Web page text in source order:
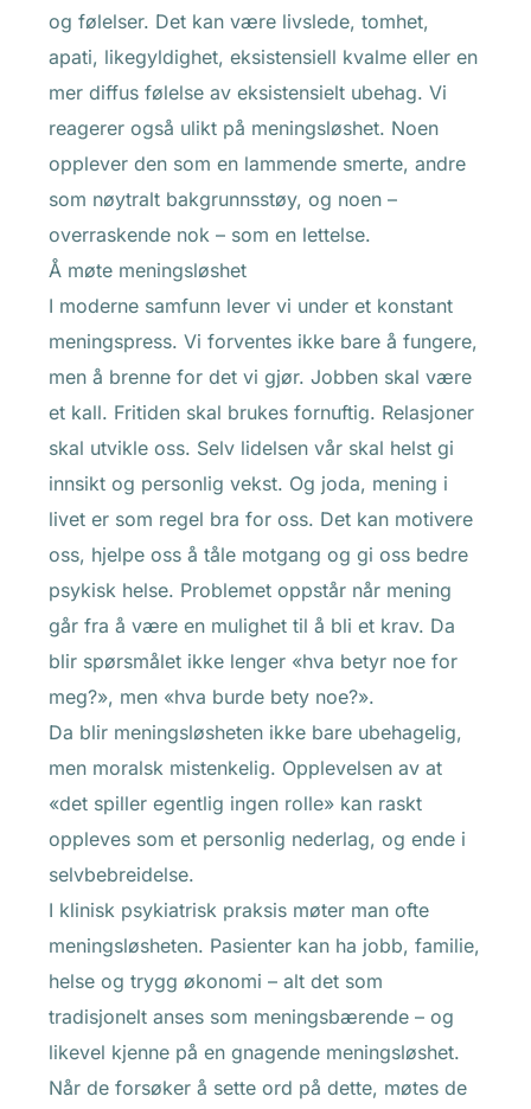
og følelser. Det kan være livslede, tomhet,
apati, likegyldighet, eksistensiell kvalme eller en
mer diffus følelse av eksistensielt ubehag. Vi
reagerer også ulikt på meningsløshet. Noen
opplever den som en lammende smerte, andre
som nøytralt bakgrunnsstøy, og noen –
overraskende nok – som en lettelse.
Å møte meningsløshet
I moderne samfunn lever vi under et konstant
meningspress. Vi forventes ikke bare å fungere,
men å brenne for det vi gjør. Jobben skal være
et kall. Fritiden skal brukes fornuftig. Relasjoner
skal utvikle oss. Selv lidelsen vår skal helst gi
innsikt og personlig vekst. Og joda, mening i
livet er som regel bra for oss. Det kan motivere
oss, hjelpe oss å tåle motgang og gi oss bedre
psykisk helse. Problemet oppstår når mening
går fra å være en mulighet til å bli et krav. Da
blir spørsmålet ikke lenger «hva betyr noe for
meg?», men «hva burde bety noe?».
Da blir meningsløsheten ikke bare ubehagelig,
men moralsk mistenkelig. Opplevelsen av at
«det spiller egentlig ingen rolle» kan raskt
oppleves som et personlig nederlag, og ende i
selvbebreidelse.
I klinisk psykiatrisk praksis møter man ofte
meningsløsheten. Pasienter kan ha jobb, familie,
helse og trygg økonomi – alt det som
tradisjonelt anses som meningsbærende – og
likevel kjenne på en gnagende meningsløshet.
Når de forsøker å sette ord på dette, møtes de